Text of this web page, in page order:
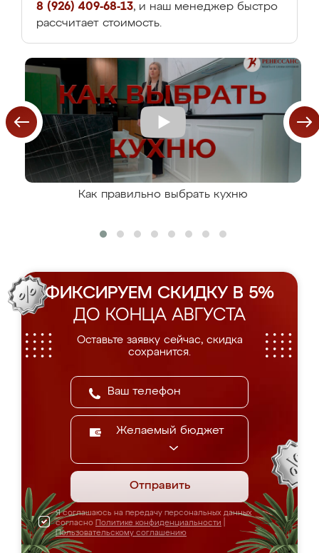
8 (926) 409-68-13, и наш менеджер быстро
рассчитает стоимость.
Как правильно выбрать кухню
ФИКСИРУЕМ СКИДКУ В 5%
ДО КОНЦА АВГУСТА
Оставьте заявку сейчас, скидка
сохранится.
Желаемый бюджет
Отправить
Я соглашаюсь на передачу персональных данных
согласно Политике конфиденциальности
Пользовательскому соглашению